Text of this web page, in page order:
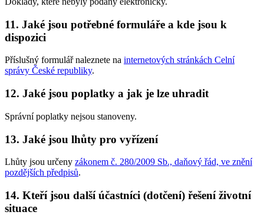
11. Jaké jsou potřebné formuláře a kde jsou k
dispozici
Příslušný formulář naleznete na internetových stránkách Celní
správy České republiky.
12. Jaké jsou poplatky a jak je lze uhradit
Správní poplatky nejsou stanoveny.
13. Jaké jsou lhůty pro vyřízení
Lhůty jsou určeny zákonem č. 280/2009 Sb., daňový řád, ve znění
pozdějších předpisů.
14. Kteří jsou další účastníci (dotčení) řešení životní
situace